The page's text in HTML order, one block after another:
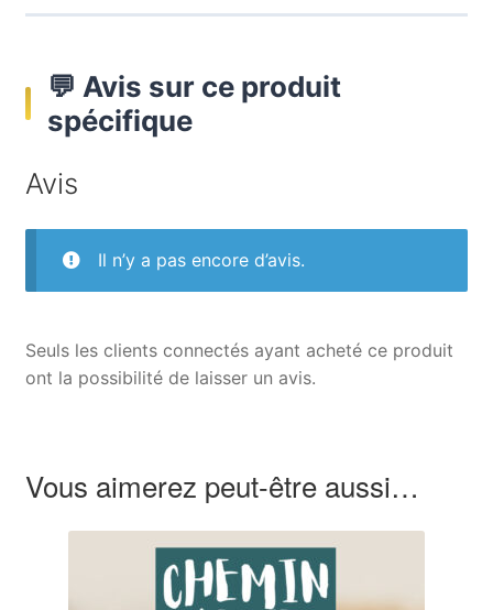
💬 Avis sur ce produit
spécifique
Avis
Il n’y a pas encore d’avis.
Seuls les clients connectés ayant acheté ce produit
ont la possibilité de laisser un avis.
Vous aimerez peut-être aussi…